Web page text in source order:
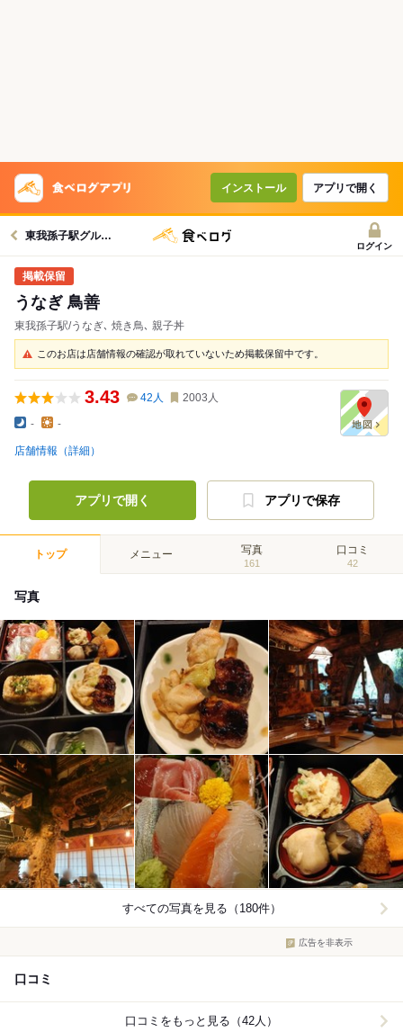
インストール アプリで開く
東我孫子駅グルメへ
ログイン
うなぎ 鳥善
東我孫子駅/うなぎ､ 焼き鳥､ 親子丼
このお店は店舗情報の確認が取れていないため掲載保留中です。
3.43 42 人 2003 人
- -
店舗情報（詳細）
アプリで開く アプリで保存
トップ メニュー 写真
161
口コミ
42
写真
すべての写真を見る（180件）
広告を非表示
口コミ
口コミをもっと見る（42人）